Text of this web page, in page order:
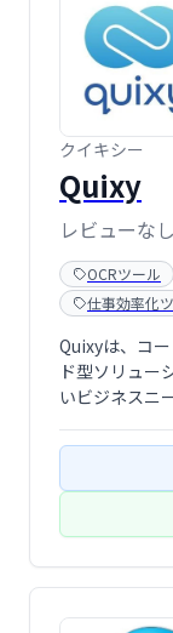
クイキシー
Quixy
レビューなし
OCRツール
仕事効率化
Quixyは、コ
ド型ソリュー
いビジネスニ
部門の業務効
ケーション